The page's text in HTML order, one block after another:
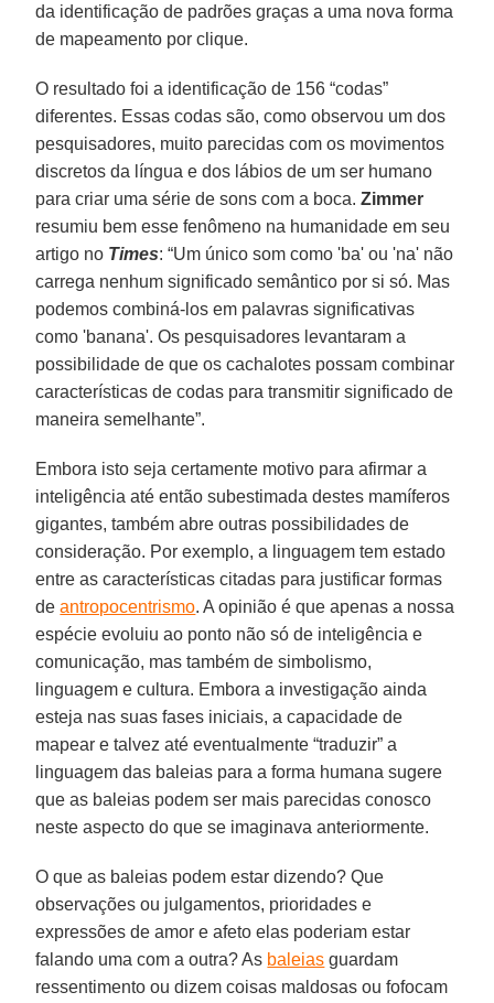
da identificação de padrões graças a uma nova forma
de mapeamento por clique.
O resultado foi a identificação de 156 “codas”
diferentes. Essas codas são, como observou um dos
pesquisadores, muito parecidas com os movimentos
discretos da língua e dos lábios de um ser humano
para criar uma série de sons com a boca.Zimmer
resumiu bem esse fenômeno na humanidade em seu
artigo no Times: “Um único som como 'ba' ou 'na' não
carrega nenhum significado semântico por si só. Mas
podemos combiná-los em palavras significativas
como 'banana'. Os pesquisadores levantaram a
possibilidade de que os cachalotes possam combinar
características de codas para transmitir significado de
maneira semelhante”.
Embora isto seja certamente motivo para afirmar a
inteligência até então subestimada destes mamíferos
gigantes, também abre outras possibilidades de
consideração. Por exemplo, a linguagem tem estado
entre as características citadas para justificar formas
deantropocentrismo. A opinião é que apenas a nossa
espécie evoluiu ao ponto não só de inteligência e
comunicação, mas também de simbolismo,
linguagem e cultura. Embora a investigação ainda
esteja nas suas fases iniciais, a capacidade de
mapear e talvez até eventualmente “traduzir” a
linguagem das baleias para a forma humana sugere
que as baleias podem ser mais parecidas conosco
neste aspecto do que se imaginava anteriormente.
O que as baleias podem estar dizendo? Que
observações ou julgamentos, prioridades e
expressões de amor e afeto elas poderiam estar
falando uma com a outra? As baleias guardam
ressentimento ou dizem coisas maldosas ou fofocam